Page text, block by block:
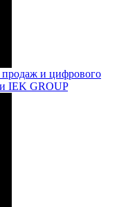
продаж и цифрового
IEK GROUP